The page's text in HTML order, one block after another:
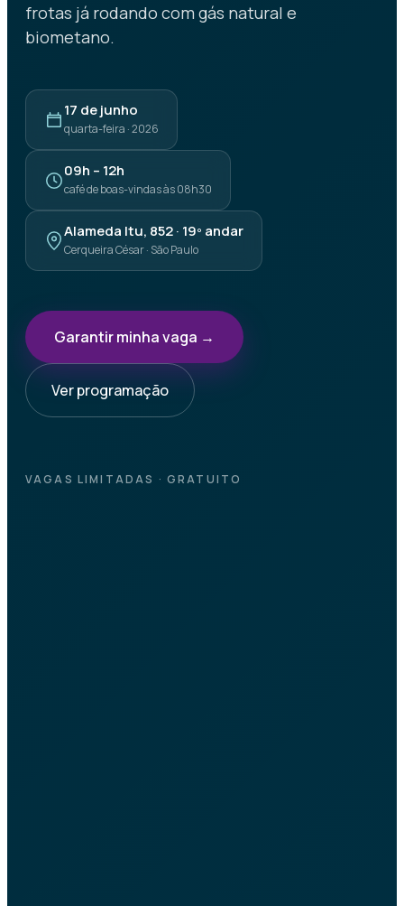
frotas já rodando com gás natural e
biometano.
17 de junho
quarta-feira · 2026
09h – 12h
café de boas-vindas às 08h30
Alameda Itu, 852 · 19º andar
Cerqueira César · São Paulo
Garantir minha vaga →
Ver programação
VAGAS LIMITADAS · GRATUITO